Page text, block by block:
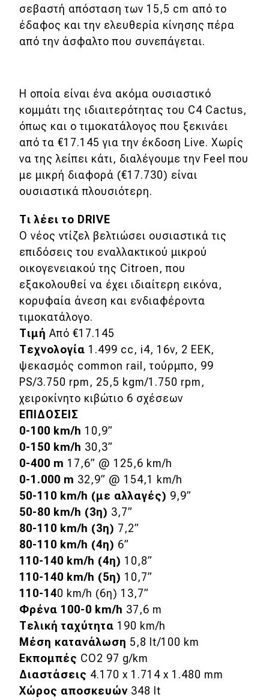
σεβαστή απόσταση των 15,5 cm από το
έδαφος και την ελευθερία κίνησης πέρα
από την άσφαλτο που συνεπάγεται.
Η οποία είναι ένα ακόμα ουσιαστικό
κομμάτι της ιδιαιτερότητας του C4 Cactus,
όπως και ο τιμοκατάλογος που ξεκινάει
από τα €17.145 για την έκδοση Live. Χωρίς
να της λείπει κάτι, διαλέγουμε την Feel που
με μικρή διαφορά (€17.730) είναι
ουσιαστικά πλουσιότερη.
Τι λέει το DRIVE
Ο νέος ντίζελ βελτιώσει ουσιαστικά τις
επιδόσεις του εναλλακτικού μικρού
οικογενειακού της Citroen, που
εξακολουθεί να έχει ιδιαίτερη εικόνα,
κορυφαία άνεση και ενδιαφέροντα
τιμοκατάλογο.
Τιμή Από €17.145
Τεχνολογία 1.499 cc, i4, 16v, 2 ΕΕΚ,
ψεκασμός common rail, τούρμπο, 99
PS/3.750 rpm, 25,5 kgm/1.750 rpm,
χειροκίνητο κιβώτιο 6 σχέσεων
ΕΠΙΔΟΣΕΙΣ
0-100 km/h 10,9”
0-150 km/h 30,3”
0-400 m 17,6” @ 125,6 km/h
0-1.000 m 32,9” @ 154,1 km/h
50-110 km/h (με αλλαγές) 9,9”
50-80 km/h (3η) 3,7”
80-110 km/h (3η) 7,2”
80-110 km/h (4η) 6”
110-140 km/h (4η) 10,8”
110-140 km/h (5η) 10,7”
110-140 km/h (6η) 13,7”
Φρένα 100-0 km/h 37,6 m
Τελική ταχύτητα 190 km/h
Μέση κατανάλωση 5,8 lt/100 km
Εκπομπές CO2 97 g/km
Διαστάσεις 4.170 x 1.714 x 1.480 mm
Χώρος αποσκευών 348 lt